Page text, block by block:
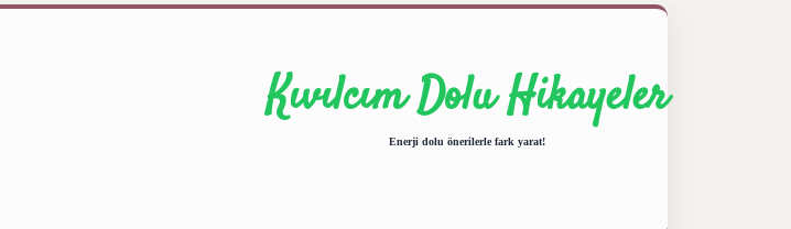
Kıvılcım Dolu Hikayeler
Enerji dolu önerilerle fark yarat!